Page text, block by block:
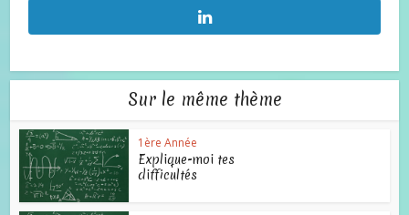
Sur le même thème
1ère Année
Explique-moi tes
difficultés